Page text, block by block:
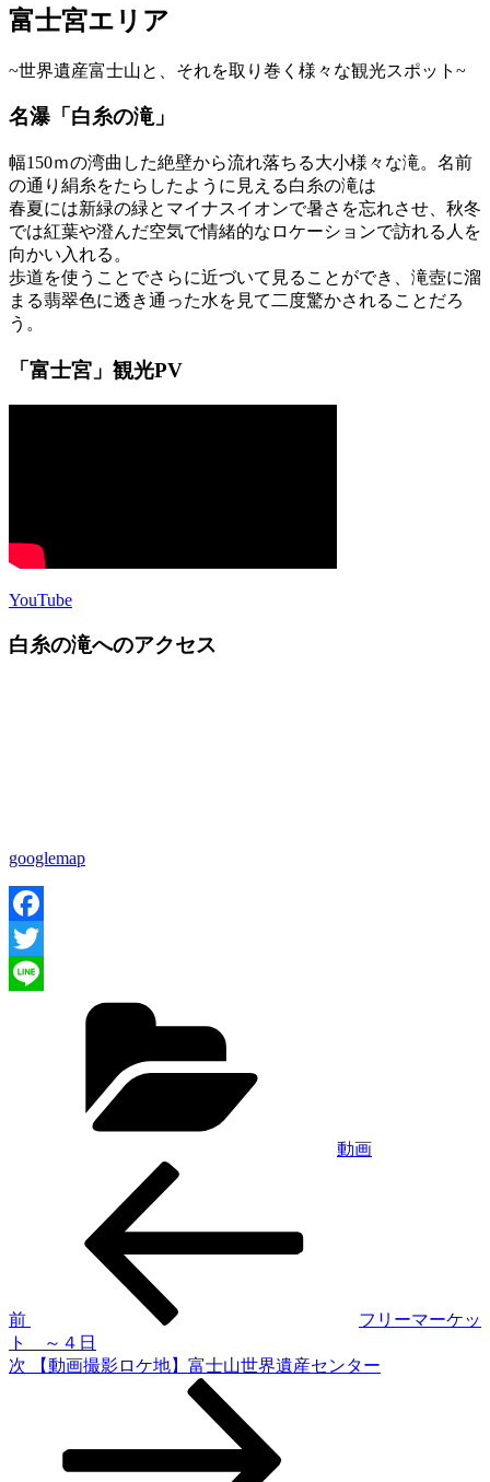
富士宮エリア
~世界遺産富士山と、それを取り巻く様々な観光スポット~
名瀑「白糸の滝」
幅150ｍの湾曲した絶壁から流れ落ちる大小様々な滝。名前
の通り絹糸をたらしたように見える白糸の滝は
春夏には新緑の緑とマイナスイオンで暑さを忘れさせ、秋冬
では紅葉や澄んだ空気で情緒的なロケーションで訪れる人を
向かい入れる。
歩道を使うことでさらに近づいて見ることができ、滝壺に溜
まる翡翠色に透き通った水を見て二度驚かされることだろ
う。
「富士宮」観光PV
YouTube
白糸の滝へのアクセス
googlemap
Facebook
Twitter
動画
ゲ
ー
前
フリーマーケッ
ト ～４日
次
次 【動画撮影ロケ地】富士山世界遺産センター